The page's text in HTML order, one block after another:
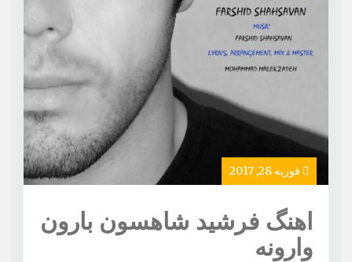
فوریه 28, 2017
اهنگ فرشید شاهسون بارون
وارونه